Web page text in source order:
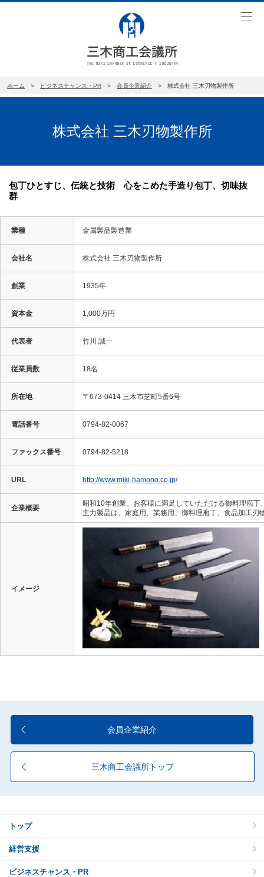
ホーム > ビジネスチャンス・PR > 会員企業紹介 > 株式会社 三木刃物製作所
株式会社 三木刃物製作所
包丁ひとすじ、伝統と技術 心をこめた手造り包丁、切味抜
群
業種 金属製品製造業
会社名 株式会社 三木刃物製作所
創業 1935年
資本金 1,000万円
代表者 竹川 誠一
従業員数 18名
所在地 〒673-0414 三木市芝町5番6号
電話番号 0794-82-0067
ファックス番号 0794-82-5218
URL http://www.miki-hamono.co.jp/
企業概要
昭和10年創業。お客様に満足していただける御料理庖
主力製品は、家庭用、業務用、御料理庖丁、食品加工
イメージ
会員企業紹介
三木商工会議所トップ
トップ
経営支援
ビジネスチャンス・PR